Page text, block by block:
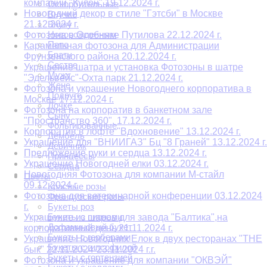
Оскорбительные
Внучке
Внуку
Новорожденным
Папе
Брату
Сестре
Мужу
Жене
Подруге
Дочке
Сыну
Фольгированные
Дембель
Девичник
Принцессы
Сердца
Цветы
Красные розы
Французские розы
Букеты роз
Букеты с пионами
Дофаминовый букет
Букеты с герберами
Букеты с гипсофилой
Букеты с гортензией
компании "Кулон" 19.12.2024 г.
Новогодний декор в стиле "Гэтсби" в Москве
21.12.2024 г.
Фотозона в Особняке Путилова 22.12.2024 г.
Карамельная фотозона для Администрации
Фрунзенского района 20.12.2024 г.
Украшение шатра и установка Фотозоны в шатре
"Эдельвейс"-Охта парк 21.12.2024 г.
Фотозона и украшение Новогоднего корпоратива в
Москве 17.12.2024 г.
Фотозона на корпоратив в банкетном зале
"Пространство 360". 17.12.2024 г.
Корпоратив в лофте "Вдохновение" 13.12.2024 г.
Украшение для "ВНИИГАЗ" Бц "8 Граней" 13.12.2024 г.
Предложение руки и сердца 13.12.2024 г.
Украшение Новогодней елки 03.12.2024 г.
Новогодняя Фотозона для компании М-стайл
09.12.2024 г.
Фотозона для ветеринарной конференции 03.12.2024
г.
Украшение из шаров для завода "Балтика",на
корпоративный день 21.11.2024 г.
Украшение Новогодних Елок в двух ресторанах "THE
бык" 22.11.2024-23.11.2024 г.г.
Фотозона и украшение для компании "ОКВЭЙ"